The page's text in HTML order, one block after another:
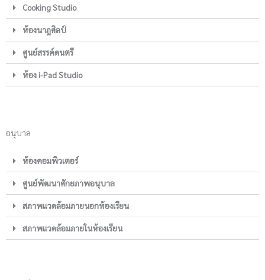
Cooking Studio
ห้องนาฎศิลป์
ศูนย์สรรค์ดนตรี
ห้อง i-Pad Studio
อนุบาล
ห้องคอมพิวเตอร์
ศูนย์พัฒนาศักยภาพอนุบาล
สภาพแวดล้อมภายนอกห้องเรียน
สภาพแวดล้อมภายในห้องเรียน